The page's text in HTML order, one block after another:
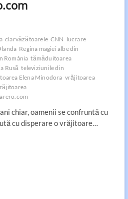
clarvăzătoarele CNN lucrare
Regina magiei albe din
România tămăduitoarea
Rusă televiziunile din
Elena Minodora vrăjitoarea
chiar, oamenii se confruntă cu
cu disperare o vrăjitoare…